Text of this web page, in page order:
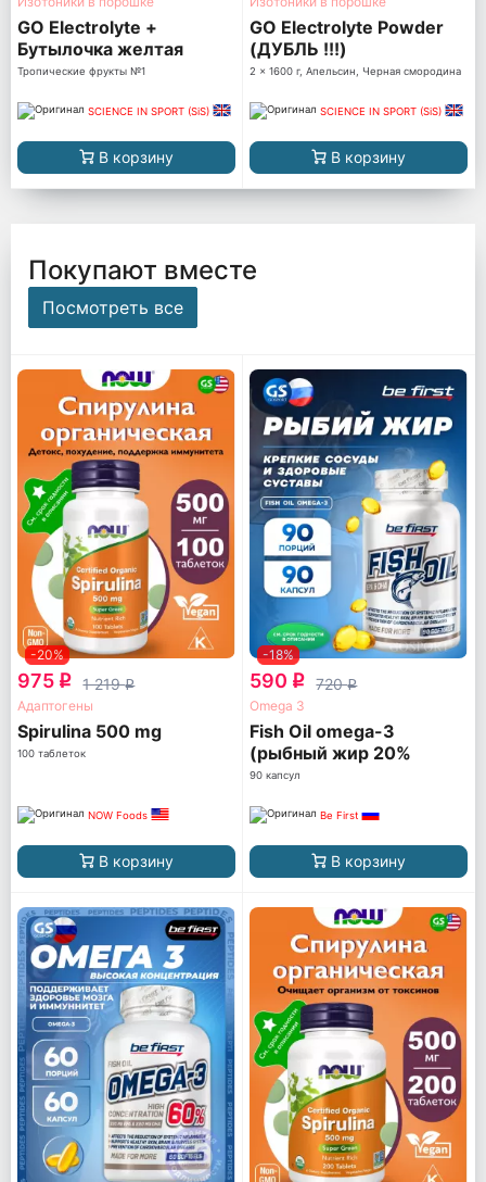
GO Electrolyte +
Бутылочка желтая
Тропические фрукты №1
SCIENCE IN SPORT (SiS)
В корзину
GO Electrolyte Powder
(ДУБЛЬ !!!)
2 x 1600 г, Апельсин, Черная смородина
SCIENCE IN SPORT (SiS)
В корзину
Покупают вместе
Посмотреть все
-20%
975 q 1 219q
Адаптогены
Spirulina 500 mg
100 таблеток
NOW Foods
В корзину
-18%
590 q 720q
Omega 3
Fish Oil omega-3
(рыбный жир 20%
ПНЖК)
90 капсул
Be First
В корзину